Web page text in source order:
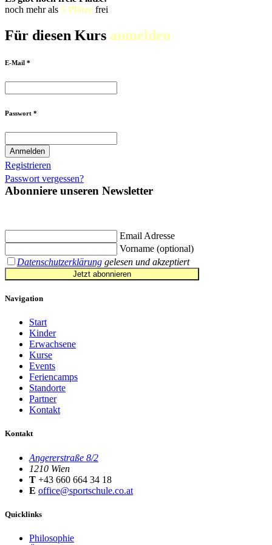
noch mehr als 5 Plätze frei
Für diesen Kurs anmelden
E-Mail *
Passwort *
Registrieren
Passwort vergessen?
Abonniere unseren Newsletter
Email Adresse
Vorname (optional)
Datenschutzerklärung gelesen und akzeptiert
Jetzt abonnieren
Navigation
Start
Kinder
Erwachsene
Kurse
Events
Feriencamps
Standorte
Partner
Kontakt
Kontakt
Angererstraße 8/2
1210 Wien
T +43 660 664 34 18
E office@sportschule.co.at
Quicklinks
Philosophie